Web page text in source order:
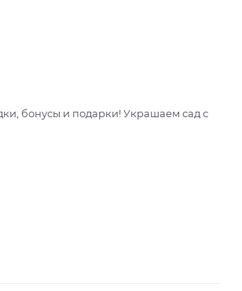
бонусы и подарки! Украшаем сад с